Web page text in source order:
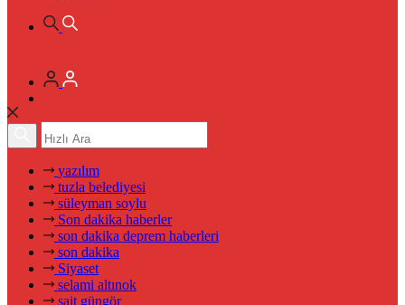
yazılım
tuzla belediyesi
süleyman soylu
Son dakika haberler
son dakika deprem haberleri
son dakika
Siyaset
selami altınok
sait güngör